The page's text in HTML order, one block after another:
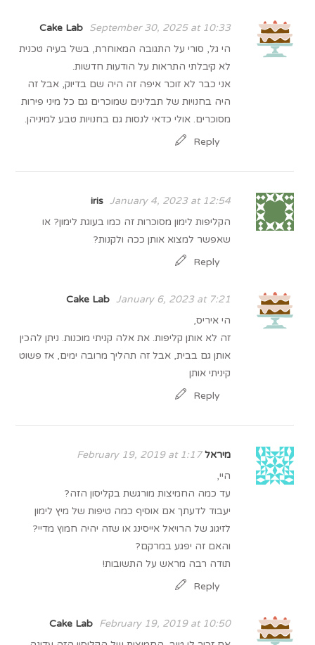
Cake Lab
September 30, 2025 at 10:33
הי גל, סורי על התגובה המאוחרת, בשל בעיה טכנית
לא קיבלתי התראות על הודעות חדשות.
אני כבר לא זוכר איפה זה היה שם בדיוק, אבל זה
היה בחנויות של תבלינים שמוכרים גם כל מיני פירות
מסוכרים. אולי כדאי לנסות גם בחנויות טבע למיניהן.
Reply
iris January 4, 2023 at 12:54
הקליפות לימון מסוכרות זה כמו בעוגת לימון? או
שאפשר למצוא אותן ככה ולקנות?
Reply
Cake Lab January 6, 2023 at 7:21
הי איריס,
זה לא אותן קליפות. את אלה קניתי מוכנות. ניתן להכין
אותן גם בבית, אבל זה תהליך מרובה ימים, אז פשוט
קיניתי אותן
Reply
מיראל February 19, 2019 at 1:17
היי,
עד כמה החמיצות מורגשת בקליסון הזה?
יעבוד לדעתך אם אוסיף כמה טיפות של מיץ לימון
לזיגוג של הרויאל אייסינג או שזה יהיה חמוץ מדיי?
והאם זה יפגע במרקם?
תודה רבה מראש על התשובות!
Reply
Cake Lab
February 19, 2019 at 10:50